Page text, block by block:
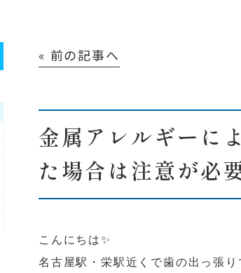
« 前の記事へ
金属アレルギーに
た場合は注意が必
こんにちは✨
名古屋駅・栄駅近くで歯の出っ張